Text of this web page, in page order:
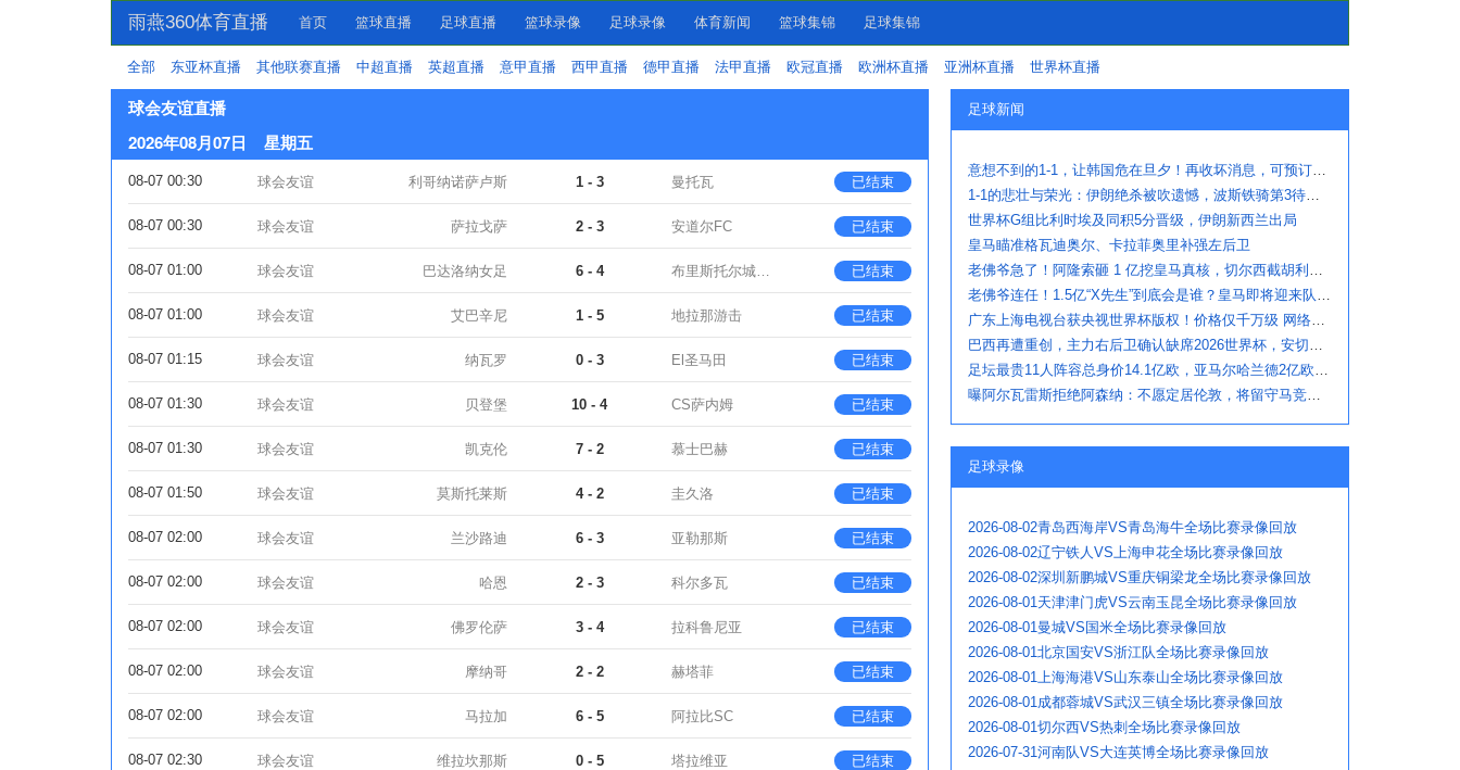
雨燕360体育直播 首页 篮球直播 足球直播 篮球录像 足球录像 体育新闻 篮球集锦 足球集锦
全部 东亚杯直播 其他联赛直播 中超直播 英超直播 意甲直播 西甲直播 德甲直播 法甲直播 欧冠直播 欧洲杯直播 亚洲杯直播 世界杯直播
球会友谊直播
2026年08月07日 星期五
08-07 00:30 球会友谊 利哥纳诺萨卢斯 1 - 3 曼托瓦 已结束
08-07 00:30 球会友谊 萨拉戈萨 2 - 3 安道尔FC 已结束
08-07 01:00 球会友谊 巴达洛纳女足 6 - 4 布里斯托尔城女足 已结束
08-07 01:00 球会友谊 艾巴辛尼 1 - 5 地拉那游击 已结束
08-07 01:15 球会友谊 纳瓦罗 0 - 3 El圣马田 已结束
08-07 01:30 球会友谊 贝登堡 10 - 4 CS萨内姆 已结束
08-07 01:30 球会友谊 凯克伦 7 - 2 慕士巴赫 已结束
08-07 01:50 球会友谊 莫斯托莱斯 4 - 2 圭久洛 已结束
08-07 02:00 球会友谊 兰沙路迪 6 - 3 亚勒那斯 已结束
08-07 02:00 球会友谊 哈恩 2 - 3 科尔多瓦 已结束
08-07 02:00 球会友谊 佛罗伦萨 3 - 4 拉科鲁尼亚 已结束
08-07 02:00 球会友谊 摩纳哥 2 - 2 赫塔菲 已结束
08-07 02:00 球会友谊 马拉加 6 - 5 阿拉比SC 已结束
08-07 02:30 球会友谊 维拉坎那斯 0 - 5 塔拉维亚 已结束
足球新闻
意想不到的1-1，让韩国危在旦夕！再收坏消息，可预订机票回国了
1-1的悲壮与荣光：伊朗绝杀被吹遗憾，波斯铁骑第3待命，埃及出线
世界杯G组比利时埃及同积5分晋级，伊朗新西兰出局
皇马瞄准格瓦迪奥尔、卡拉菲奥里补强左后卫
老佛爷急了！阿隆索砸 1 亿挖皇马真核，切尔西截胡利物浦阿森纳
老佛爷连任！1.5亿“X先生”到底会是谁？皇马即将迎来队史最高身价球
广东上海电视台获央视世界杯版权！价格仅千万级 网络平台却花了16亿
巴西再遭重创，主力右后卫确认缺席2026世界杯，安切洛蒂作出回应
足坛最贵11人阵容总身价14.1亿欧，亚马尔哈兰德2亿欧领衔
曝阿尔瓦雷斯拒绝阿森纳：不愿定居伦敦，将留守马竞冲刺世界杯
足球录像
2026-08-02青岛西海岸VS青岛海牛全场比赛录像回放
2026-08-02辽宁铁人VS上海申花全场比赛录像回放
2026-08-02深圳新鹏城VS重庆铜梁龙全场比赛录像回放
2026-08-01天津津门虎VS云南玉昆全场比赛录像回放
2026-08-01曼城VS国米全场比赛录像回放
2026-08-01北京国安VS浙江队全场比赛录像回放
2026-08-01上海海港VS山东泰山全场比赛录像回放
2026-08-01成都蓉城VS武汉三镇全场比赛录像回放
2026-08-01切尔西VS热刺全场比赛录像回放
2026-07-31河南队VS大连英博全场比赛录像回放